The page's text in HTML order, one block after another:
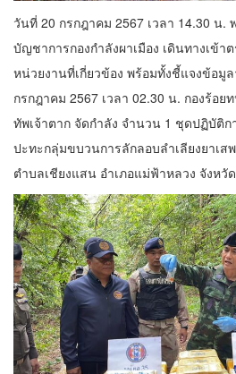
วันที่ 20 กรกฎาคม 2567 เวลา 14.30
บัญชาการกองกำลังผาเมือง เดินทางเข้า
หน่วยงานที่เกี่ยวข้อง พร้อมทั้งชี้แจงข้อมู
กรกฎาคม 2567 เวลา 02.30 น. กองร้อย
ทัพเจ้าตาก จัดกำลัง จำนวน 1 ชุดปฏิบัติก
ปะทะกลุ่มขบวนการลักลอบลำเลียงยาเ
ตำบลเชียงแสน อำเภอแม่ฟ้าหลวง จังหวั